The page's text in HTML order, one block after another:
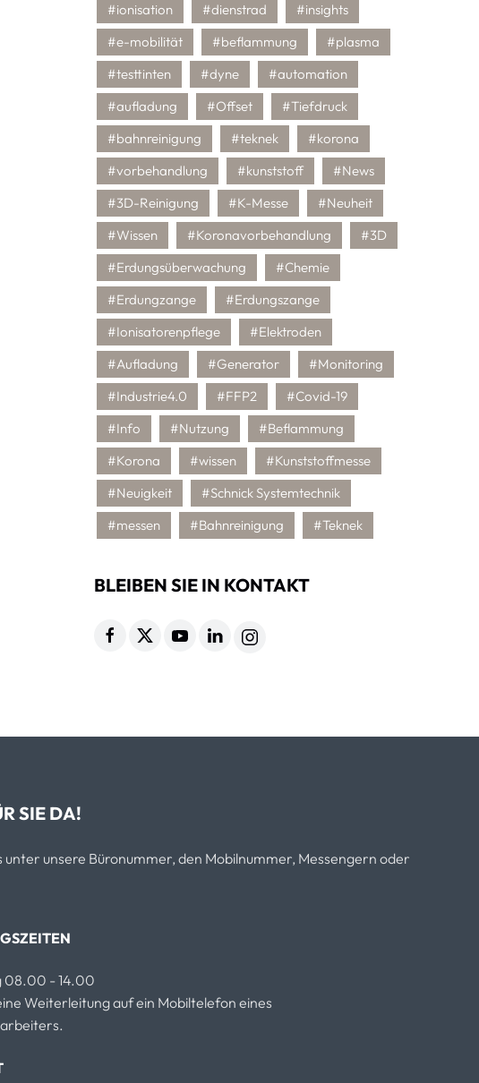
#ionisation
#dienstrad
#insights
#e-mobilität
#beflammung
#plasma
#testtinten
#dyne
#automation
#aufladung
#Offset
#Tiefdruck
#bahnreinigung
#teknek
#korona
#vorbehandlung
#kunststoff
#News
#3D-Reinigung
#K-Messe
#Neuheit
#Wissen
#Koronavorbehandlung
#3D
#Erdungsüberwachung
#Chemie
#Erdungzange
#Erdungszange
#Ionisatorenpflege
#Elektroden
#Aufladung
#Generator
#Monitoring
#Industrie4.0
#FFP2
#Covid-19
#Info
#Nutzung
#Beflammung
#Korona
#wissen
#Kunststoffmesse
#Neuigkeit
#Schnick Systemtechnik
#messen
#Bahnreinigung #Teknek
BLEIBEN SIE IN KONTAKT
SIE DA!
unter unsere Büronummer, den Mobilnummer, Messengern oder
08.00 - 14.00
Weiterleitung auf ein Mobiltelefon eines